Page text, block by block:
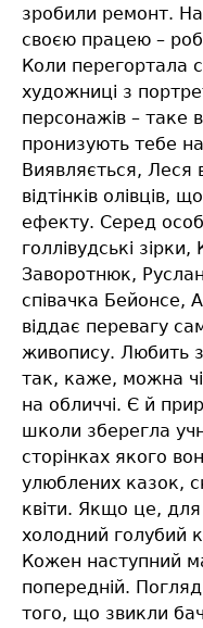
зробили ремонт.
своєю працею –
Коли перегортала
художниці з
персонажів – таке
пронизують тебе
Виявляється, Леся
відтінків олівців,
ефекту. Серед
голлівудські
Заворотнюк,
співачка Бейонсе,
віддає перевагу
живопису. Любить
так, каже, можна
на обличчі. Є й
школи зберегла
сторінках якого
улюблених казок,
квіти. Якщо це,
холодний голубий
Кожен наступний
попередній.
того, що звикли